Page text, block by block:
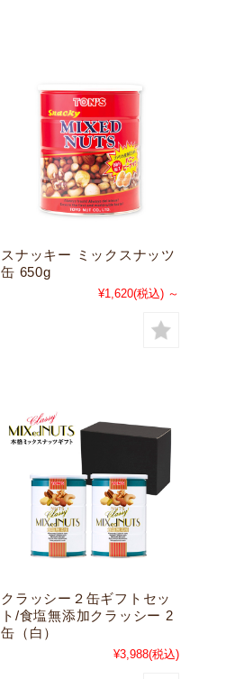
スナッキー ミックスナッツ
缶 650g
¥1,620(税込) ～
クラッシー２缶ギフトセッ
ト/食塩無添加クラッシー 2
缶（白）
¥3,988(税込)